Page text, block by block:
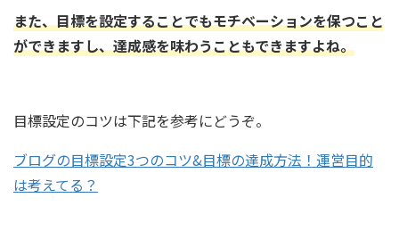
また、目標を設定することでもモチベーションを保つこと
ができますし、達成感を味わうこともできますよね。
目標設定のコツは下記を参考にどうぞ。
ブログの目標設定3つのコツ&目標の達成方法！運営目的
は考えてる？